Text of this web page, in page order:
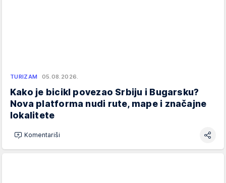
TURIZAM 05.08.2026.
Kako je bicikl povezao Srbiju i Bugarsku?
Nova platforma nudi rute, mape i značajne
lokalitete
Komentariši